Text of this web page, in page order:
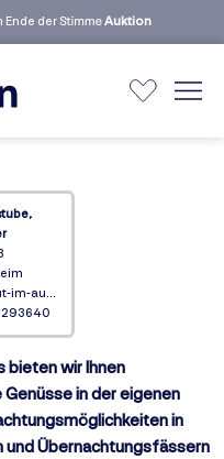
der StimmeAuktion
info@weingut-im-auerberg.de
bieten wir Ihnen
in der eigenen
in
und Übernachtungsfässern